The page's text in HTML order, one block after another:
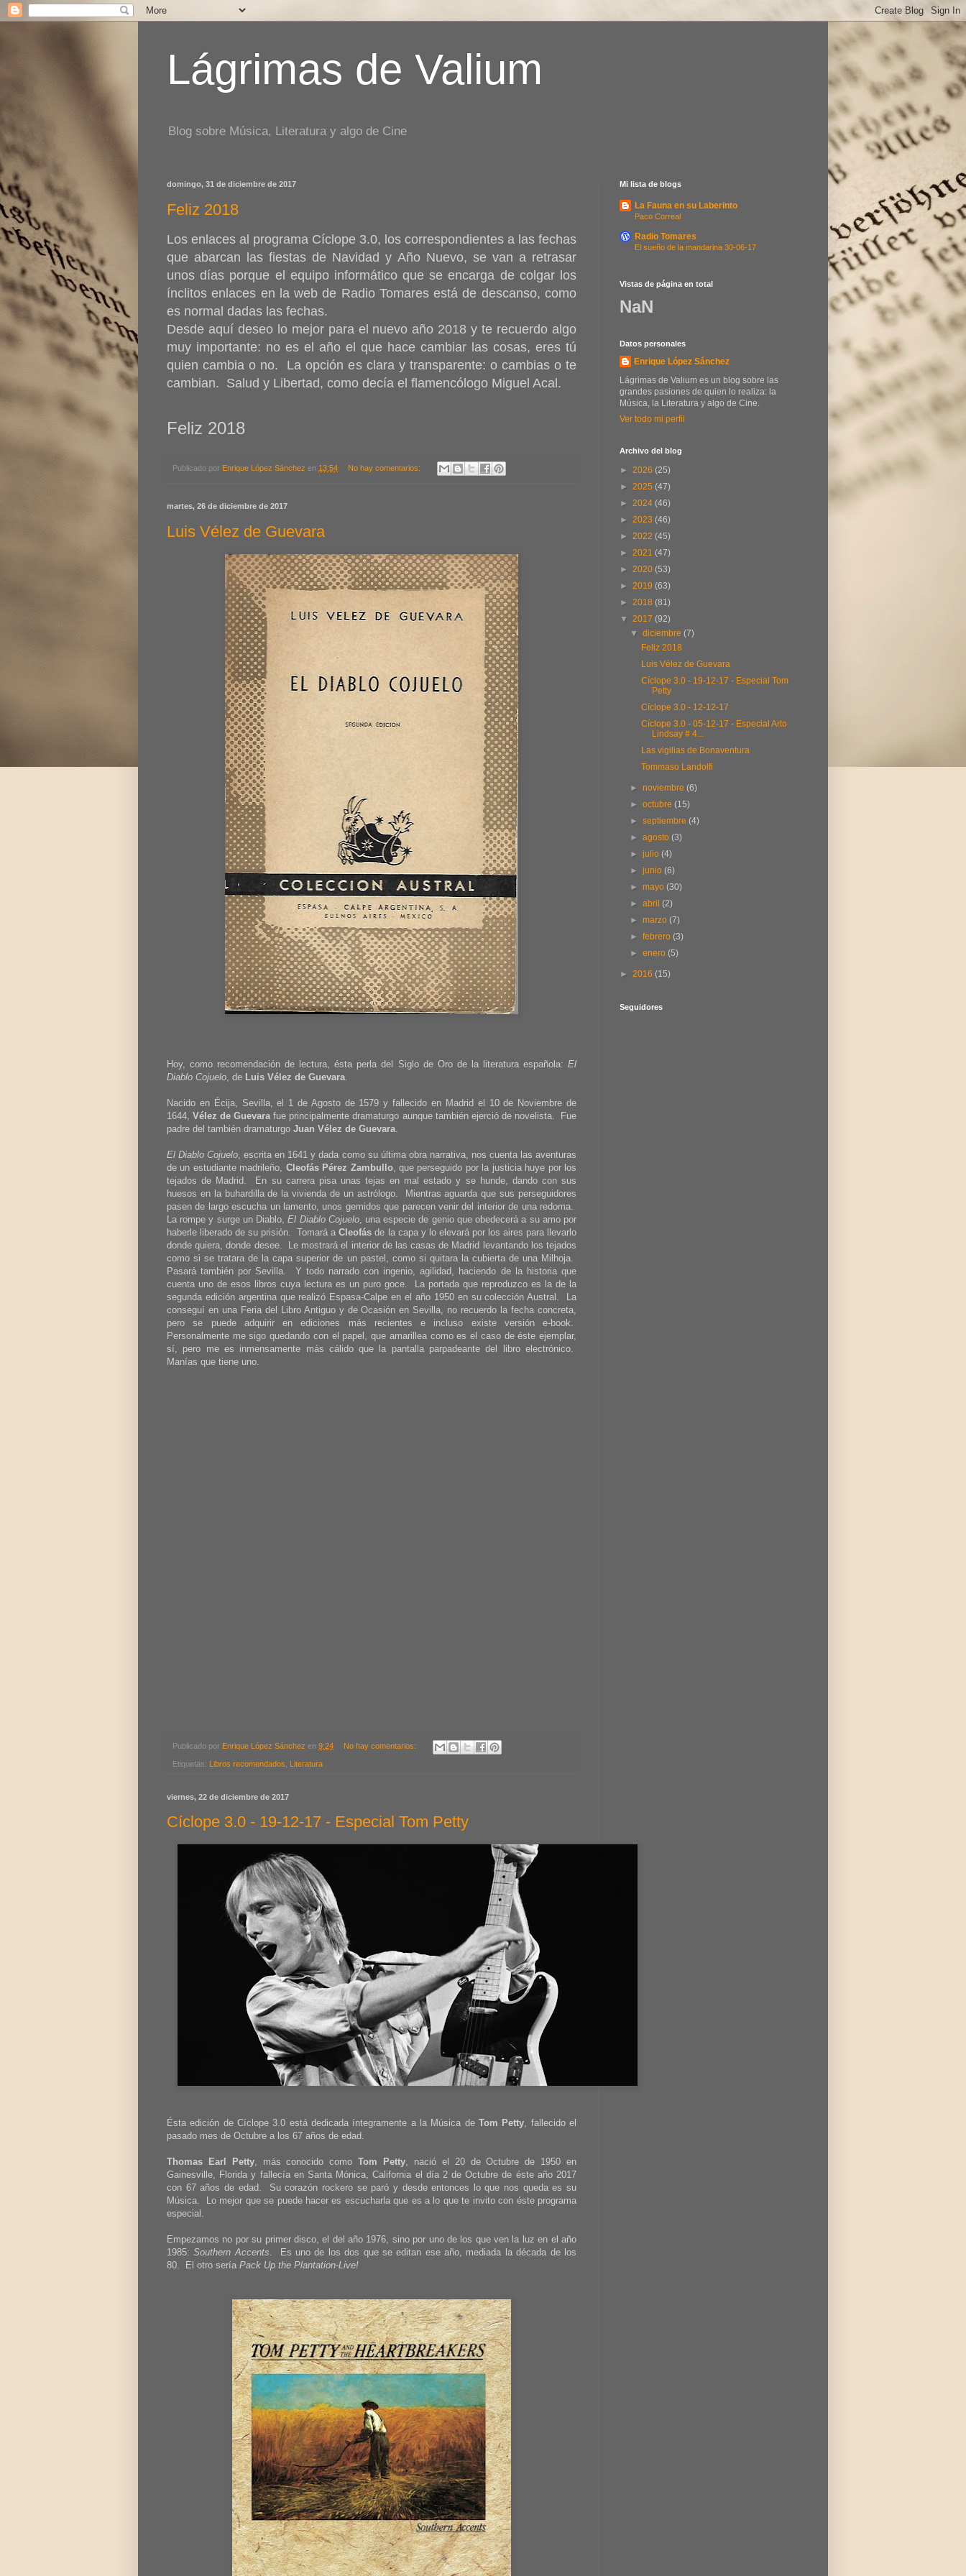
Lágrimas de Valium
Blog sobre Música, Literatura y algo de Cine
domingo, 31 de diciembre de 2017
Feliz 2018
Los enlaces al programa Cíclope 3.0, los correspondientes a las fechas
que abarcan las fiestas de Navidad y Año Nuevo, se van a retrasar
unos días porque el equipo informático que se encarga de colgar los
ínclitos enlaces en la web de Radio Tomares está de descanso, como
es normal dadas las fechas.
Desde aquí deseo lo mejor para el nuevo año 2018 y te recuerdo algo
muy importante: no es el año el que hace cambiar las cosas, eres tú
quien cambia o no. La opción es clara y transparente: o cambias o te
cambian. Salud y Libertad, como decía el flamencólogo Miguel Acal.
Feliz 2018
Publicado por Enrique López Sánchez en 13:54 No hay comentarios:
martes, 26 de diciembre de 2017
Luis Vélez de Guevara
Hoy, como recomendación de lectura, ésta perla del Siglo de Oro de la literatura española: El
Diablo Cojuelo, de Luis Vélez de Guevara.
Nacido en Écija, Sevilla, el 1 de Agosto de 1579 y fallecido en Madrid el 10 de Noviembre de
1644,Vélez de Guevarafue principalmente dramaturgo aunque también ejerció de novelista. Fue
padre del también dramaturgo Juan Vélez de Guevara.
El Diablo Cojuelo, escrita en 1641 y dada como su última obra narrativa, nos cuenta las aventuras
de un estudiante madrileño, Cleofás Pérez Zambullo, que perseguido por la justicia huye por los
tejados de Madrid. En su carrera pisa unas tejas en mal estado y se hunde, dando con sus
huesos en la buhardilla de la vivienda de un astrólogo. Mientras aguarda que sus perseguidores
pasen de largo escucha un lamento, unos gemidos que parecen venir del interior de una redoma.
La rompe y surge un Diablo,El Diablo Cojuelo, una especie de genio que obedecerá a su amo por
haberle liberado de su prisión. Tomará aCleofás de la capa y lo elevará por los aires para llevarlo
donde quiera, donde desee. Le mostrará el interior de las casas de Madrid levantando los tejados
como si se tratara de la capa superior de un pastel, como si quitara la cubierta de una Milhoja.
Pasará también por Sevilla. Y todo narrado con ingenio, agilidad, haciendo de la historia que
cuenta uno de esos libros cuya lectura es un puro goce. La portada que reproduzco es la de la
segunda edición argentina que realizó Espasa-Calpe en el año 1950 en su colección Austral. La
conseguí en una Feria del Libro Antiguo y de Ocasión en Sevilla, no recuerdo la fecha concreta,
pero se puede adquirir en ediciones más recientes e incluso existe versión e-book.
Personalmente me sigo quedando con el papel, que amarillea como es el caso de éste ejemplar,
sí, pero me es inmensamente más cálido que la pantalla parpadeante del libro electrónico.
Manías que tiene uno.
Publicado por Enrique López Sánchez en 9:24 No hay comentarios:
Etiquetas: Libros recomendados Literatura
viernes, 22 de diciembre de 2017
Cíclope 3.0 - 19-12-17 - Especial Tom Petty
Ésta edición de Cíclope 3.0 está dedicada íntegramente a la Música de Tom Petty, fallecido el
pasado mes de Octubre a los 67 años de edad.
Thomas Earl Petty, más conocido comoTom Petty, nació el 20 de Octubre de 1950 en
Gainesville, Florida y fallecía en Santa Mónica, California el día 2 de Octubre de éste año 2017
con 67 años de edad. Su corazón rockero se paró y desde entonces lo que nos queda es su
Música. Lo mejor que se puede hacer es escucharla que es a lo que te invito con éste programa
especial.
Empezamos no por su primer disco, el del año 1976, sino por uno de los que ven la luz en el año
1985:Southern Accents. Es uno de los dos que se editan ese año, mediada la década de los
80. El otro sería Pack Up the Plantation-Live!
Mi lista de blogs
La Fauna en su Laberinto
Paco Correal
Radio Tomares
El sueño de la mandarina 30-06-17
Vistas de página en total
NaN
Datos personales
Enrique López Sánchez
Lágrimas de Valium es un blog sobre las
grandes pasiones de quien lo realiza: la
Música, la Literatura y algo de Cine.
Ver todo mi perfil
Archivo del blog
► 2026 (25)
► 2025 (47)
► 2024 (46)
► 2023 (46)
► 2022 (45)
► 2021 (47)
► 2020 (53)
► 2019 (63)
► 2018 (81)
▼ 2017 (92)
▼diciembre(7)
Feliz 2018
Luis Vélez de Guevara
Cíclope 3.0 - 19-12-17 - Especial Tom
Petty
Cíclope 3.0 - 12-12-17
Cíclope 3.0 - 05-12-17 - Especial Arto
Lindsay # 4...
Las vigilias de Bonaventura
Tommaso Landolfi
►noviembre(6)
►octubre(15)
►septiembre(4)
►agosto(3)
►julio(4)
►junio(6)
►mayo(30)
►abril(2)
►marzo(7)
►febrero(3)
►enero(5)
► 2016 (15)
Seguidores